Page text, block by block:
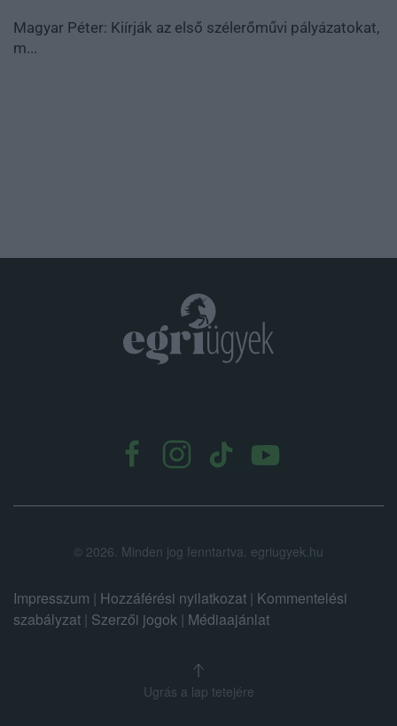
Magyar Péter: Kiírják az első szélerőművi pályázatokat,
m...
© 2026. Minden jog fenntartva. egriugyek.hu
Impresszum | Hozzáférési nyilatkozat | Kommentelési
szabályzat | Szerzői jogok | Médiaajánlat
Ugrás a lap tetejére